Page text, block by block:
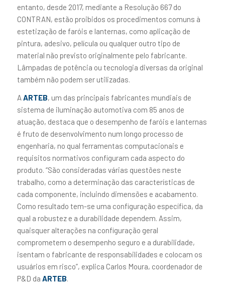
entanto, desde 2017, mediante a Resolução 667 do
CONTRAN, estão proibidos os procedimentos comuns à
estetização de faróis e lanternas, como aplicação de
pintura, adesivo, película ou qualquer outro tipo de
material não previsto originalmente pelo fabricante.
Lâmpadas de potência ou tecnologia diversas da original
também não podem ser utilizadas.
A ARTEB, um das principais fabricantes mundiais de
sistema de iluminação automotiva com 85 anos de
atuação, destaca que o desempenho de faróis e lanternas
é fruto de desenvolvimento num longo processo de
engenharia, no qual ferramentas computacionais e
requisitos normativos configuram cada aspecto do
produto. “São consideradas várias questões neste
trabalho, como a determinação das características de
cada componente, incluindo dimensões e acabamento.
Como resultado tem-se uma configuração específica, da
qual a robustez e a durabilidade dependem. Assim,
quaisquer alterações na configuração geral
comprometem o desempenho seguro e a durabilidade,
isentam o fabricante de responsabilidades e colocam os
usuários em risco”, explica Carlos Moura, coordenador de
P&D da ARTEB.